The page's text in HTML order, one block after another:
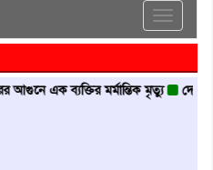
Toggle
এক ব্যক্তির মর্মান্তিক মৃত্যু দেশজুড়ে